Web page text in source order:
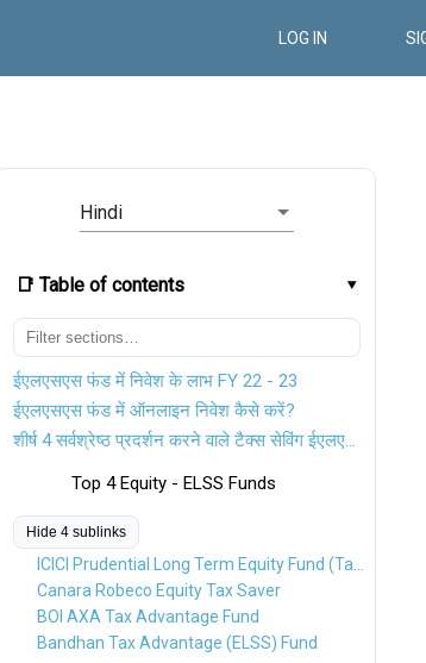
LOG IN
Hindi
📑 Table of contents
ईएलएसएस फंड में निवेश के लाभ FY 22 - 23
ईएलएसएस फंड में ऑनलाइन निवेश कैसे करें?
शीर्ष 4 सर्वश्रेष्ठ प्रदर्शन करने वाले टैक्स सेविंग ईएलएसएस म्यूचुअल फंड
Top 4 Equity - ELSS Funds
Hide 4 sublinks
ICICI Prudential Long Term Equity Fund (Tax Saving)
Canara Robeco Equity Tax Saver
BOI AXA Tax Advantage Fund
Bandhan Tax Advantage (ELSS) Fund